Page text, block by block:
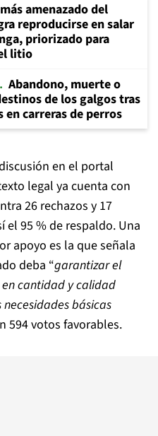
amenazado del
reproducirse en salar
priorizado para
litio
Abandono, muerte o
de los galgos tras
en carreras de perros
en el portal
legal ya cuenta con
26 rechazos y 17
el 95 % de respaldo. Una
apoyo es la que señala
deba “garantizar el
cantidad y calidad
básicas
594 votos favorables.